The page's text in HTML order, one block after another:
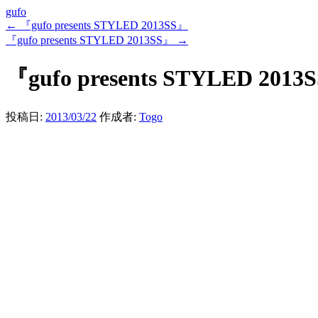
gufo
←
『gufo presents STYLED 2013SS』
『gufo presents STYLED 2013SS』
→
『gufo presents STYLED
投稿日: 2013/03/22 作成者: Togo